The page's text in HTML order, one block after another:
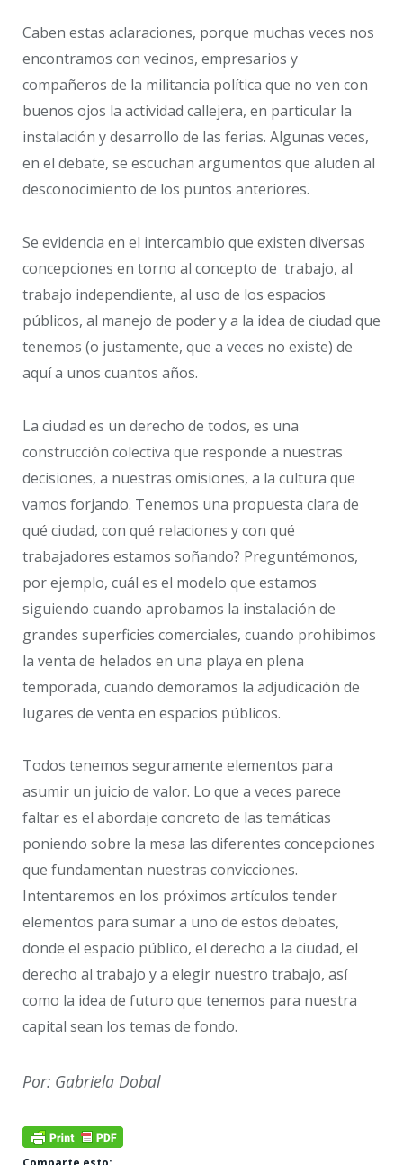
Caben estas aclaraciones, porque muchas veces nos
encontramos con vecinos, empresarios y
compañeros de la militancia política que no ven con
buenos ojos la actividad callejera, en particular la
instalación y desarrollo de las ferias. Algunas veces,
en el debate, se escuchan argumentos que aluden al
desconocimiento de los puntos anteriores.
Se evidencia en el intercambio que existen diversas
concepciones en torno al concepto de trabajo, al
trabajo independiente, al uso de los espacios
públicos, al manejo de poder y a la idea de ciudad que
tenemos (o justamente, que a veces no existe) de
aquí a unos cuantos años.
La ciudad es un derecho de todos, es una
construcción colectiva que responde a nuestras
decisiones, a nuestras omisiones, a la cultura que
vamos forjando. Tenemos una propuesta clara de
qué ciudad, con qué relaciones y con qué
trabajadores estamos soñando? Preguntémonos,
por ejemplo, cuál es el modelo que estamos
siguiendo cuando aprobamos la instalación de
grandes superficies comerciales, cuando prohibimos
la venta de helados en una playa en plena
temporada, cuando demoramos la adjudicación de
lugares de venta en espacios públicos.
Todos tenemos seguramente elementos para
asumir un juicio de valor. Lo que a veces parece
faltar es el abordaje concreto de las temáticas
poniendo sobre la mesa las diferentes concepciones
que fundamentan nuestras convicciones.
Intentaremos en los próximos artículos tender
elementos para sumar a uno de estos debates,
donde el espacio público, el derecho a la ciudad, el
derecho al trabajo y a elegir nuestro trabajo, así
como la idea de futuro que tenemos para nuestra
capital sean los temas de fondo.
Por: Gabriela Dobal